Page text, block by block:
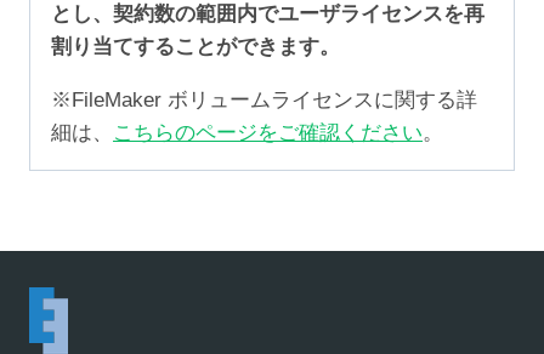
とし、契約数の範囲内でユーザライセンスを再
割り当てすることができます。
※FileMaker ボリュームライセンスに関する詳
細は、
こちらのページをご確認ください。